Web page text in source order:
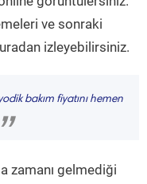
ve sonraki
izleyebilirsiniz.
bakım fiyatını hemen
”
zamanı gelmediği